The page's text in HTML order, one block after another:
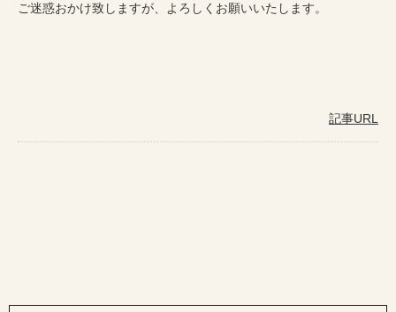
ご迷惑おかけ致しますが、よろしくお願いいたします。
記事URL